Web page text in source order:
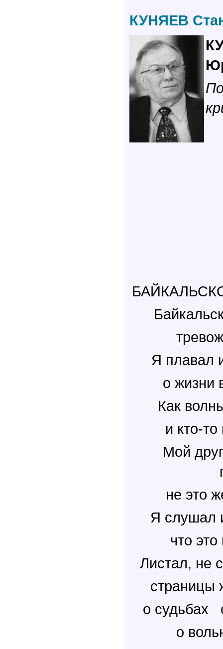
КУНЯЕВ
Я плавал
о жизни
Как
и кто-
Мой
не это
Я слушал
что
Листал, не
страницы
о судьбах
о